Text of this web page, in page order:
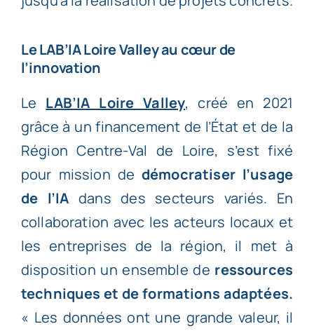
Le LAB’IA Loire Valley au cœur de
l’innovation
Le LAB’IA Loire Valley, créé en 2021
grâce à un financement de l’État et de la
Région Centre-Val de Loire, s’est fixé
pour mission dedémocratiser l’usage
de l’IA dans des secteurs variés. En
collaboration avec les acteurs locaux et
les entreprises de la région, il met à
disposition un ensemble de ressources
techniques et de formations adaptées.
« Les données ont une grande valeur, il